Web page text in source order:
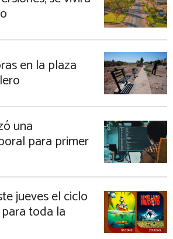
en la plaza
una
para primer
jueves el ciclo
toda la